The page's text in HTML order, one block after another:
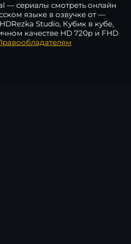
— сериалы смотреть онлайн
языке в озвучке от —
Studio, Кубик в кубе,
качестве HD 720p и FHD